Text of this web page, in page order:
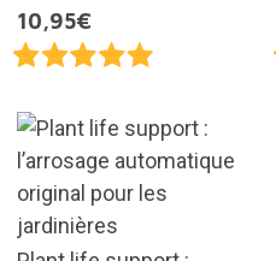
10,95€